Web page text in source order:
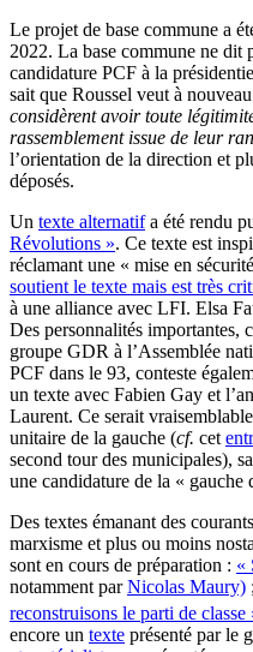
Le projet de base commune a
2022. La base commune ne dit
candidature PCF à la
sait que Roussel veut à
considèrent avoir toute
rassemblement issue de leur
l’orientation de la direction et
déposés.
Un texte alternatifa été rendu
Révolutions ». Ce texte est
réclamant une « mise en
soutient le texte mais est très
à une alliance avec LFI. Elsa
Des personnalités importantes,
groupe GDR à l’Assemblée
PCF dans le 93, conteste
un texte avec Fabien Gay et
Laurent. Ce serait
unitaire de la gauche (cf. cet
second tour des municipales),
une candidature de la « gauche
Des textes émanant des
marxisme et plus ou moins
sont en cours de préparation : «
notamment parNicolas Maury) ;
reconstruisons le parti de classe
encore un texte présenté par le